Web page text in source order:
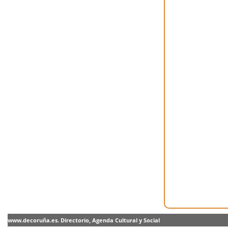
www.decoruña.es. Directorio, Agenda Cultural y Social